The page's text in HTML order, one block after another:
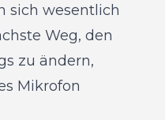
sich wesentlich
Weg, den
zu ändern,
Mikrofon